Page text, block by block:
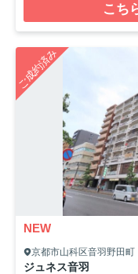
こち
ご成約済み
NEW
京都市山科区音羽野田町
ジュネス音羽